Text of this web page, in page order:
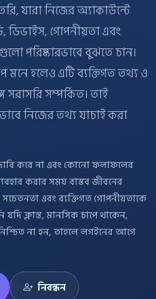
যারা নিজের অ্যাকাউন্টে
ডিভাইস, গোপনীয়তা এবং
পরিষ্কারভাবে বুঝতে চান।
মনে হলেও এটি ব্যক্তিগত তথ্য ও
সরাসরি সম্পর্কিত। তাই
নিজের তথ্য যাচাই করা
করে না এবং কোনো ফলাফলের
করার সময় বাস্তব জীবনের
সচেতনতা এবং ব্যক্তিগত গোপনীয়তাকে
ক্লান্ত, মানসিক চাপে থাকেন,
না হন, তাহলে লগইনের আগে
নিবন্ধন